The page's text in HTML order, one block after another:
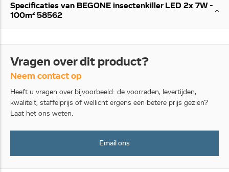
Specificaties van BEGONE insectenkiller LED 2x 7W -
100m² 58562
Vragen over dit product?
Neem contact op
Heeft u vragen over bijvoorbeeld: de voorraden, levertijden,
kwaliteit, staffelprijs of wellicht ergens een betere prijs gezien?
Laat het ons weten.
Email ons